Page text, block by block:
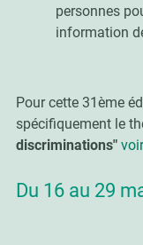
personnes
information
Pour cette 31ème
spécifiquement le
discriminations"
Du 16 au 29